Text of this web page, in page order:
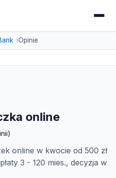
Opinie
online
online w kwocie od 500 zł
3 - 120 mies., decyzja w